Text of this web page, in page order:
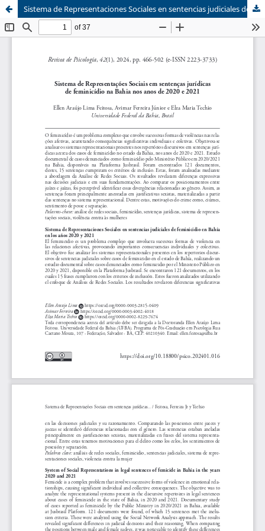
Sistema de Representaciones Sociales en sentencias judiciales de feminicidio en Bahía en los años 2020 y 2021